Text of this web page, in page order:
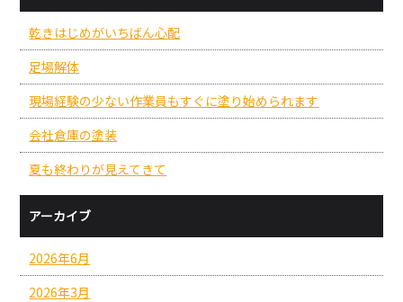
乾きはじめがいちばん心配
足場解体
現場経験の少ない作業員もすぐに塗り始められます
会社倉庫の塗装
夏も終わりが見えてきて
アーカイブ
2026年6月
2026年3月